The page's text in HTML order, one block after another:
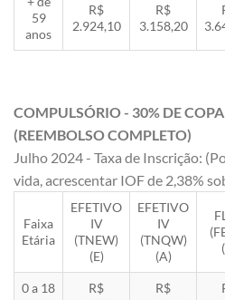
59
anos
R$
2.924,10
R$
3.158,20
COMPULSÓRIO - 30% DE
(REEMBOLSO COMPLETO)
Julho 2024 - Taxa de Inscrição:
vida, acrescentar IOF de 2,38%
Faixa
Etária
EFETIVO
IV
(TNEW)
(E)
EFETIVO
IV
(TNQW)
(A)
0 a 18
R$
R$